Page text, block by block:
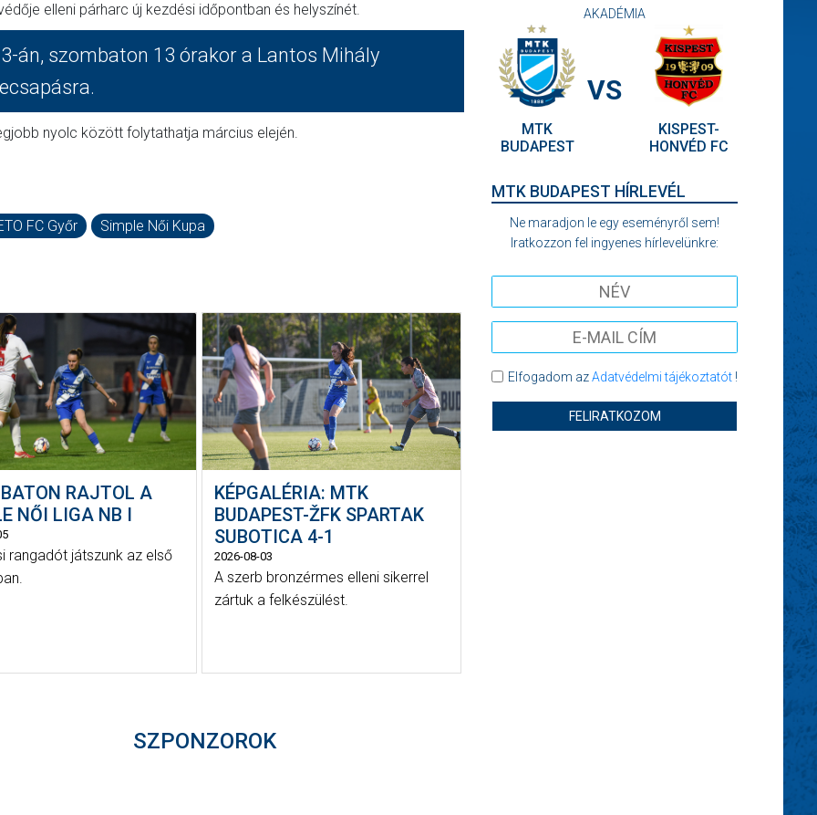
elleni párharc új kezdési időpontban és helyszínét.
án, szombaton 13 órakor a Lantos Mihály
nyolc között folytathatja március elején.
FC Győr Simple Női Kupa
RAJTOL A
NŐI LIGA NB I
rangadót játszunk az első
KÉPGALÉRIA: MTK
BUDAPEST-ŽFK SPARTAK
SUBOTICA 4-1
2026-08-03
A szerb bronzérmes elleni sikerrel
zártuk a felkészülést.
AKADÉMIA
MTK
BUDAPEST
VS
KISPEST-
HONVÉD FC
MTK BUDAPEST HÍRLEVÉL
Ne maradjon le egy eseményről sem!
Iratkozzon fel ingyenes hírlevelünkre:
Elfogadom azAdatvédelmi tájékoztatót!
FELIRATKOZOM
SZPONZOROK